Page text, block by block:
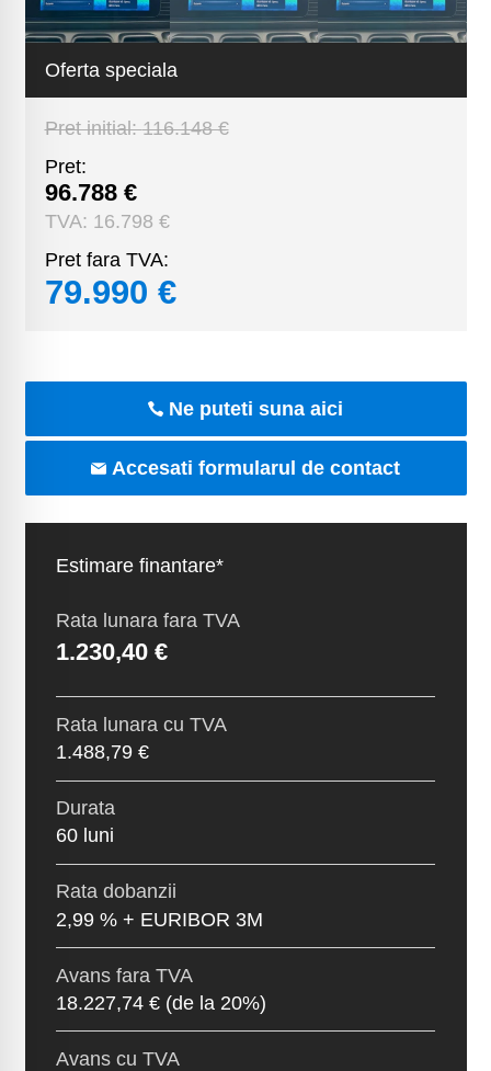
Oferta speciala
Pret initial:116.148 €
Pret:
96.788 €
TVA: 16.798 €
Pret fara TVA:
79.990 €
Ne puteti suna aici
Accesati formularul de contact
Estimare finantare*
Rata lunara fara TVA
1.230,40 €
Rata lunara cu TVA
1.488,79 €
Durata
60 luni
Rata dobanzii
2,99 % + EURIBOR 3M
Avans fara TVA
18.227,74 € (de la 20%)
Avans cu TVA